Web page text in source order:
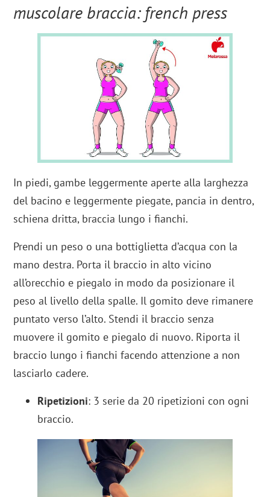
muscolare braccia: french press
In piedi, gambe leggermente aperte alla larghezza
del bacino e leggermente piegate, pancia in dentro,
schiena dritta, braccia lungo i fianchi.
Prendi un peso o una bottiglietta d’acqua con la
mano destra. Porta il braccio in alto vicino
all’orecchio e piegalo in modo da posizionare il
peso al livello della spalle. Il gomito deve rimanere
puntato verso l’alto. Stendi il braccio senza
muovere il gomito e piegalo di nuovo. Riporta il
braccio lungo i fianchi facendo attenzione a non
lasciarlo cadere.
Ripetizioni: 3 serie da 20 ripetizioni con ogni
braccio.